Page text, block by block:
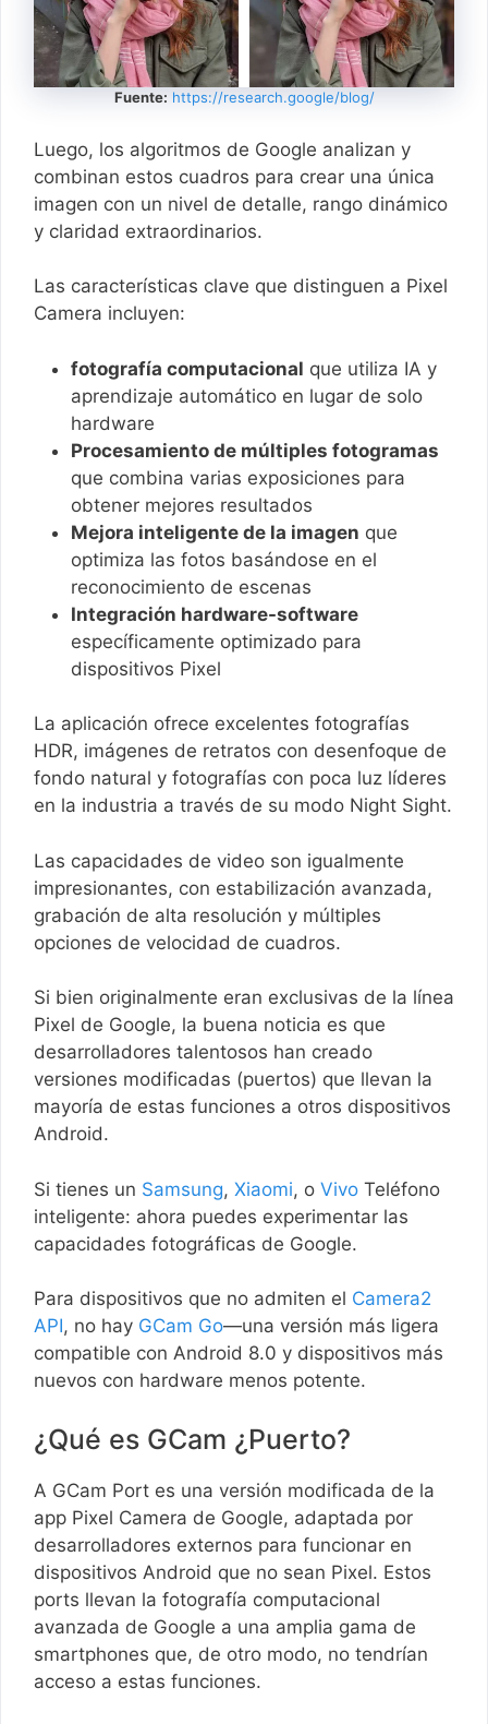
Fuente: https://research.google/blog/
Luego, los algoritmos de Google analizan y
combinan estos cuadros para crear una única
imagen con un nivel de detalle, rango dinámico
y claridad extraordinarios.
Las características clave que distinguen a Pixel
Camera incluyen:
fotografía computacional que utiliza IA y
aprendizaje automático en lugar de solo
hardware
Procesamiento de múltiples fotogramas
que combina varias exposiciones para
obtener mejores resultados
Mejora inteligente de la imagen que
optimiza las fotos basándose en el
reconocimiento de escenas
Integración hardware-software
específicamente optimizado para
dispositivos Pixel
La aplicación ofrece excelentes fotografías
HDR, imágenes de retratos con desenfoque de
fondo natural y fotografías con poca luz líderes
en la industria a través de su modo Night Sight.
Las capacidades de video son igualmente
impresionantes, con estabilización avanzada,
grabación de alta resolución y múltiples
opciones de velocidad de cuadros.
Si bien originalmente eran exclusivas de la línea
Pixel de Google, la buena noticia es que
desarrolladores talentosos han creado
versiones modificadas (puertos) que llevan la
mayoría de estas funciones a otros dispositivos
Android.
Si tienes un Samsung, Xiaomi, o Vivo Teléfono
inteligente: ahora puedes experimentar las
capacidades fotográficas de Google.
Para dispositivos que no admiten el Camera2
API, no hay GCam Go—una versión más ligera
compatible con Android 8.0 y dispositivos más
nuevos con hardware menos potente.
¿Qué es GCam ¿Puerto?
A GCam Port es una versión modificada de la
app Pixel Camera de Google, adaptada por
desarrolladores externos para funcionar en
dispositivos Android que no sean Pixel. Estos
ports llevan la fotografía computacional
avanzada de Google a una amplia gama de
smartphones que, de otro modo, no tendrían
acceso a estas funciones.